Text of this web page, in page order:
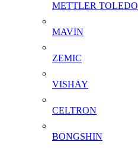
METTLER TOLEDO
MAVIN
ZEMIC
VISHAY
CELTRON
BONGSHIN